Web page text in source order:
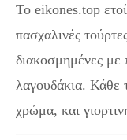
Το eikones.top
πασχαλινές
διακοσμημένες
λαγουδάκια. Κάθε
χρώμα, και